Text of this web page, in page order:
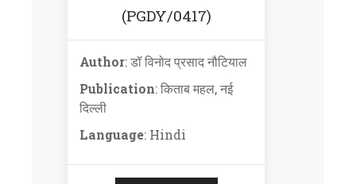
(PGDY/0417)
Author: डॉ विनोद प्रसाद नौटियाल
Publication: किताब महल, नई
दिल्ली
Language: Hindi